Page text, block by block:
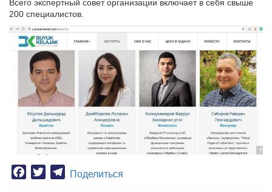
Всего экспертный совет организации включает в себя свыше
200 специалистов.
Facebook
TwitterTelegram
Поделиться